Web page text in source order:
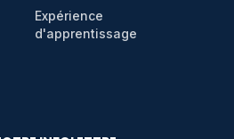
Expérience
d'apprentissage